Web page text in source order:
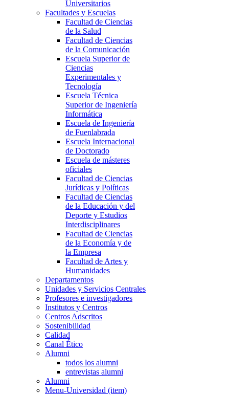
Universitarios
Facultades y Escuelas
Facultad de Ciencias
de la Salud
Facultad de Ciencias
de la Comunicación
Escuela Superior de
Ciencias
Experimentales y
Tecnología
Escuela Técnica
Superior de Ingeniería
Informática
Escuela de Ingeniería
de Fuenlabrada
Escuela Internacional
de Doctorado
Escuela de másteres
oficiales
Facultad de Ciencias
Jurídicas y Políticas
Facultad de Ciencias
de la Educación y del
Deporte y Estudios
Interdisciplinares
Facultad de Ciencias
de la Economía y de
la Empresa
Facultad de Artes y
Humanidades
Departamentos
Unidades y Servicios Centrales
Profesores e investigadores
Institutos y Centros
Centros Adscritos
Sostenibilidad
Calidad
Canal Ético
Alumni
todos los alumni
entrevistas alumni
Alumni
Menu-Universidad (item)